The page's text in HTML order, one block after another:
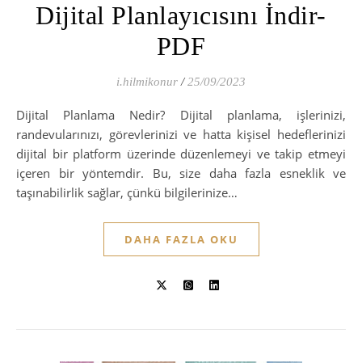
Dijital Planlayıcısını İndir-
PDF
i.hilmikonur / 25/09/2023
Dijital Planlama Nedir? Dijital planlama, işlerinizi,
randevularınızı, görevlerinizi ve hatta kişisel hedeflerinizi
dijital bir platform üzerinde düzenlemeyi ve takip etmeyi
içeren bir yöntemdir. Bu, size daha fazla esneklik ve
taşınabilirlik sağlar, çünkü bilgilerinize…
DAHA FAZLA OKU